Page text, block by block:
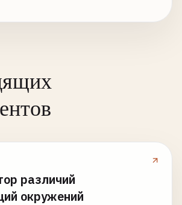
различий
окружений